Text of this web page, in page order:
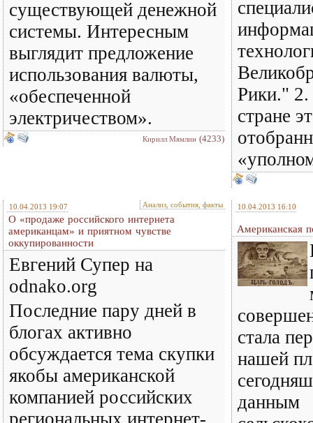
существующей денежной
системы. Интересным
выглядит предложение
использования валюты,
«обеспеченной
электричеством».
Кирилл Мямлин (4233)
Рики."
стране
10.04.2013 19:07 Анализ, события, факты
О «продаже российского интернета
американцам» и приятном чувстве
оккупированности
Евгений Супер на
odnako.org
Последние пару дней в
блогах активно
обсуждается тема скупки
якобы американской
компанией российских
региональных интернет-
10.04.2013 16:10
Американская
стала
нашей
данным